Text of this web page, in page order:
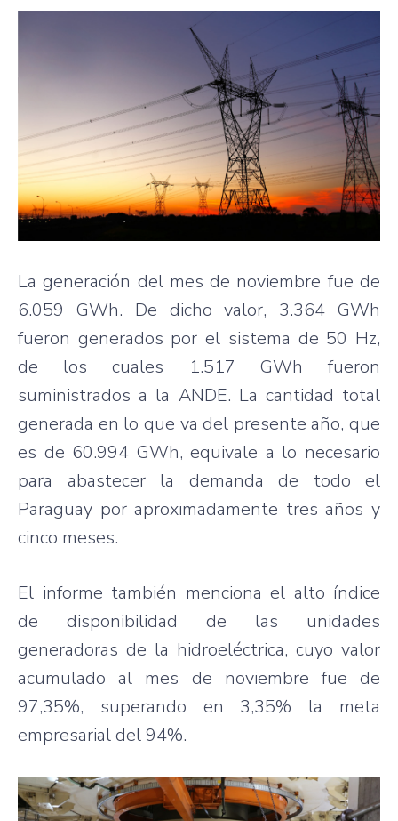
La generación del mes de noviembre fue de
6.059 GWh. De dicho valor, 3.364 GWh
fueron generados por el sistema de 50 Hz,
de los cuales 1.517 GWh fueron
suministrados a la ANDE. La cantidad total
generada en lo que va del presente año, que
es de 60.994 GWh, equivale a lo necesario
para abastecer la demanda de todo el
Paraguay por aproximadamente tres años y
cinco meses.
El informe también menciona el alto índice
de disponibilidad de las unidades
generadoras de la hidroeléctrica, cuyo valor
acumulado al mes de noviembre fue de
97,35%, superando en 3,35% la meta
empresarial del 94%.